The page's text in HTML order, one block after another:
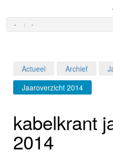
- -
Login
Programma's
Actueel Archief
Jaaroverzicht 2014
kabelkrant
2014